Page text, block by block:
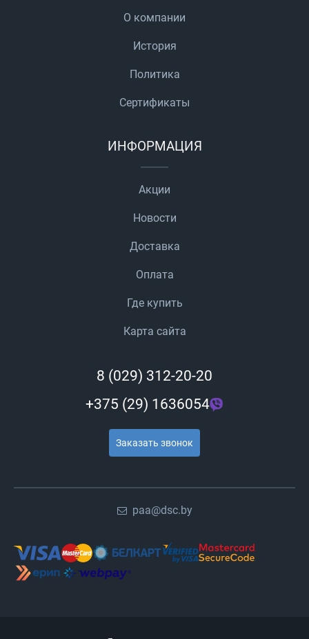
О компании
История
Политика
Сертификаты
ИНФОРМАЦИЯ
Акции
Новости
Доставка
Оплата
Где купить
Карта сайта
8 (029) 312-20-20
+375 (29) 1636054
Заказать звонок
paa@dsc.by